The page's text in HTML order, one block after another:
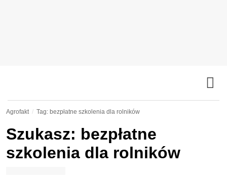
Agrofakt Tag: bezpłatne szkolenia dla rolników
Szukasz: bezpłatne
szkolenia dla rolników